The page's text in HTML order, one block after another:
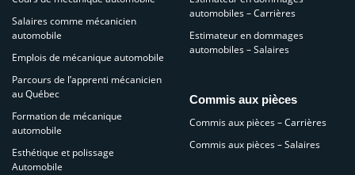
Salaires comme mécanicien
automobile
Emplois de mécanique automobile
Parcours de l’apprenti mécanicien
au Québec
Formation de mécanique
automobile
Esthétique et polissage
Automobile
automobiles – Carrières
Estimateur en dommages
automobiles – Salaires
Commis aux pièces
Commis aux pièces – Carrières
Commis aux pièces – Salaires